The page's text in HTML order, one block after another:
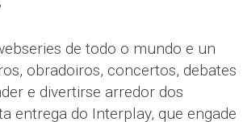
de todo o mundo e un
obradoiros, concertos, debates
e divertirse arredor dos
entrega do Interplay, que engade